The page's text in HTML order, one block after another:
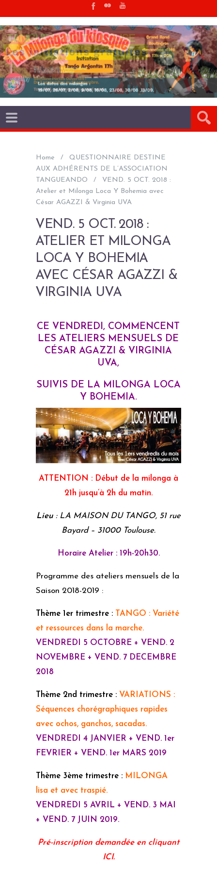
Home
QUESTIONNAIRE DESTINE
AUX ADHÉRENTS DE L’ASSOCIATION
TANGUEANDO
VEND. 5 OCT. 2018 :
Atelier et Milonga Loca Y Bohemia avec
César AGAZZI & Virginia UVA
VEND. 5 OCT. 2018 :
ATELIER ET MILONGA
LOCA Y BOHEMIA
AVEC CÉSAR AGAZZI &
VIRGINIA UVA
CE VENDREDI, COMMENCENT
LES ATELIERS MENSUELS DE
CÉSAR AGAZZI & VIRGINIA
UVA,
SUIVIS DE LA MILONGA LOCA
Y BOHEMIA.
ATTENTION : Début de la milonga à
21h jusqu’à 2h du matin.
Lieu : LA MAISON DU TANGO, 51 rue
Bayard – 31000 Toulouse.
Horaire Atelier : 19h-20h30.
Programme des ateliers mensuels de la
Saison 2018-2019 :
Thème 1er trimestre :
TANGO : Variété
et ressources dans la marche.
VENDREDI 5 OCTOBRE + VEND. 2
NOVEMBRE + VEND. 7 DECEMBRE
2018
Thème 2nd trimestre : VARIATIONS :
Séquences chorégraphiques rapides
avec ochos, ganchos, sacadas.
VENDREDI 4 JANVIER + VEND. 1er
FEVRIER + VEND. 1er MARS 2019
Thème 3ème trimestre : MILONGA
lisa et avec traspié.
VENDREDI 5 AVRIL + VEND. 3 MAI
+ VEND. 7 JUIN 2019.
Pré-inscription demandée en cliquant
ICI.